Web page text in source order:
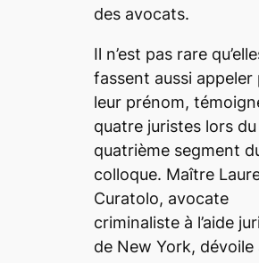
des avocats.
Il n’est pas rare
fassent aussi appeler
leur prénom,
quatre juristes lors du
quatrième segment
colloque. Maître
Curatolo, avocate
criminaliste à l’aide
de New York, dévoile